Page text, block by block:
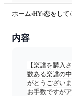
ホーム›HY›恋をして›
内容
【楽譜を購入
数ある楽譜の
がとうござい
お手数ですが